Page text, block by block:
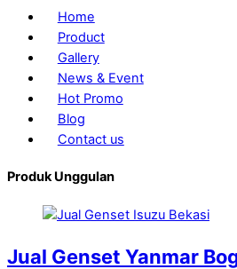
Home
Product
Gallery
News & Event
Hot Promo
Blog
Contact us
Produk Unggulan
Jual Genset Yanmar